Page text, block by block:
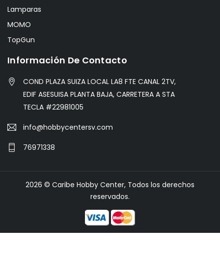
Lamparas
MOMO
TopGun
Información De Contacto
COND PLAZA SUIZA LOCAL LA8 FTE CANAL 2TV,
EDIF ASESUISA PLANTA BAJA, CARRETERA A STA
TECLA #22981005
info@hobbycentersv.com
76971338
2026 © Caribe Hobby Center, Todos los derechos
reservados.